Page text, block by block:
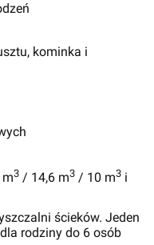
kominka i
3 / 14,6 m3 / 10 m3 i
ścieków. Jeden
rodziny do 6 osób